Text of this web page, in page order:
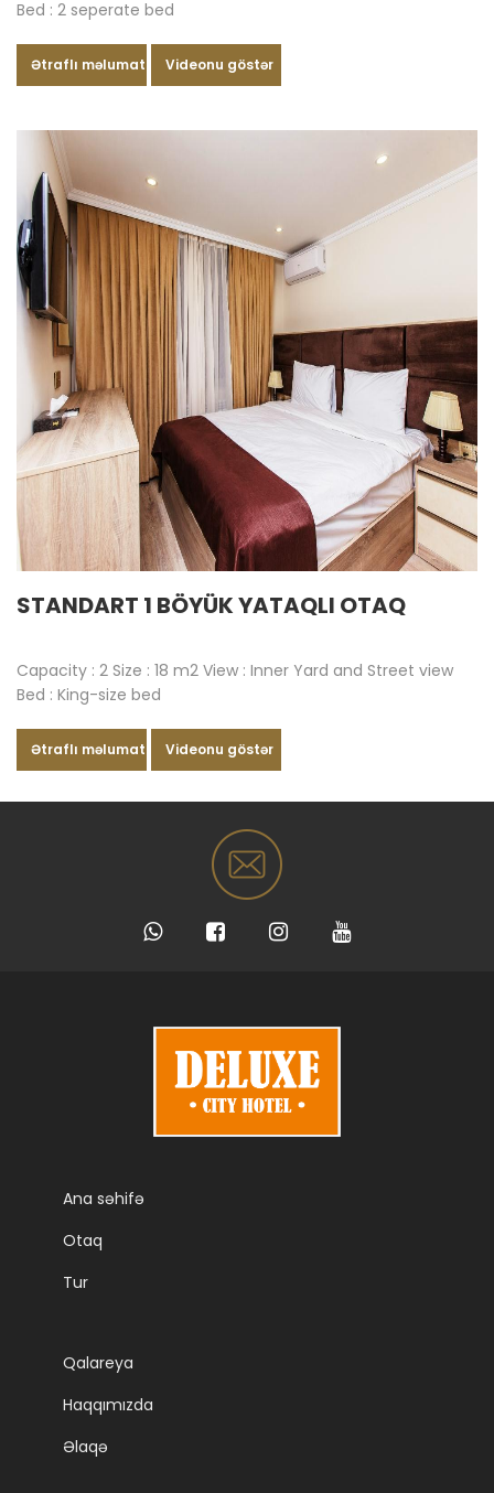
Bed : 2 seperate bed
Ətraflı məlumat Videonu göstər
STANDART 1 BÖYÜK YATAQLI OTAQ
Capacity : 2 Size : 18 m2 View : Inner Yard and Street view
Bed : King-size bed
Ətraflı məlumat Videonu göstər
Ana səhifə
Otaq
Tur
Qalareya
Haqqımızda
Əlaqə